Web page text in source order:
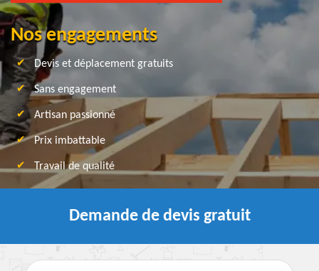
Nos engagements
Devis et déplacement gratuits
Sans engagement
Artisan passionné
Prix imbattable
Travail de qualité
Demande de devis gratuit